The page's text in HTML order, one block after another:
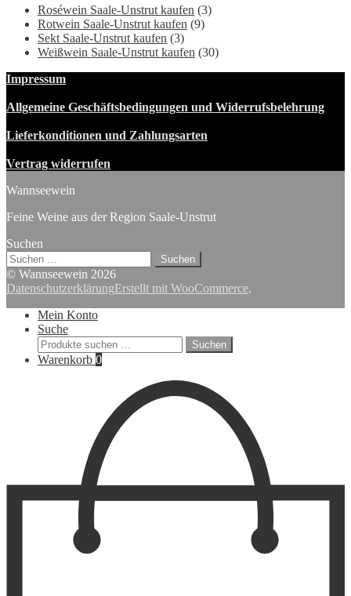
Roséwein Saale-Unstrut kaufen (3)
Rotwein Saale-Unstrut kaufen (9)
Sekt Saale-Unstrut kaufen (3)
Weißwein Saale-Unstrut kaufen (30)
Impressum
Allgemeine Geschäftsbedingungen und Widerrufsbelehrung
Lieferkonditionen und Zahlungsarten
Vertrag widerrufen
Wannseewein
Feine Weine aus der Region Saale-Unstrut
Suchen
Suchen
nach:
© Wannseewein 2026
DatenschutzerklärungErstellt mit WooCommerce.
Mein Konto
Suche
Suchen
nach:
Suchen
Warenkorb 0